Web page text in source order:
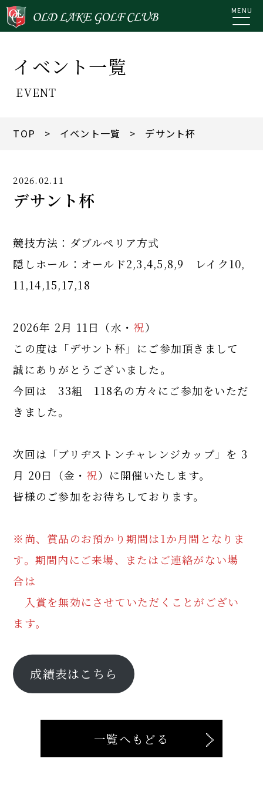
MENU
イベント一覧
EVENT
TOP > イベント一覧 > デサント杯
2026.02.11
デサント杯
競技方法：ダブルペリア方式
隠しホール：オールド2,3,4,5,8,9 レイク10,
11,14,15,17,18
2026年 2月 11日（水・祝）
この度は「デサント杯」にご参加頂きまして
誠にありがとうございました。
今回は 33組 118名の方々にご参加をいただ
きました。
次回は「ブリヂストンチャレンジカップ」を 3
月 20日（金・祝）に開催いたします。
皆様のご参加をお待ちしております。
※尚、賞品のお預かり期間は1か月間となりま
す。期間内にご来場、またはご連絡がない場
合は
入賞を無効にさせていただくことがござい
ます。
成績表はこちら
一覧へもどる